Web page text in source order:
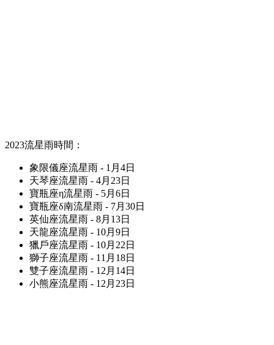
2023流星雨時間：
象限儀座流星雨 - 1月4日
天琴座流星雨 - 4月23日
寶瓶座η流星雨 - 5月6日
寶瓶座δ南流星雨 - 7月30日
英仙座流星雨 - 8月13日
天龍座流星雨 - 10月9日
獵戶座流星雨 - 10月22日
獅子座流星雨 - 11月18日
雙子座流星雨 - 12月14日
小熊座流星雨 - 12月23日